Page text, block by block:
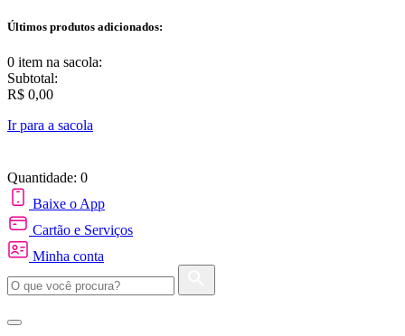
Últimos produtos adicionados:
0 item na sacola:
Subtotal:
R$ 0,00
Ir para a sacola
Quantidade: 0
Baixe o App
Cartão e Serviços
Minha conta